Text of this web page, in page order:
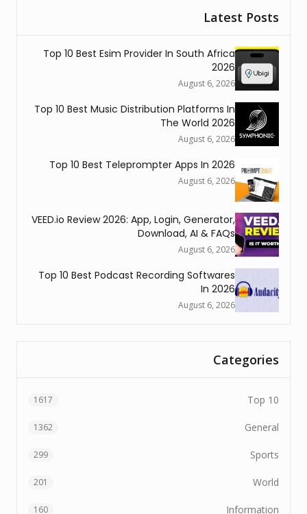
Latest Posts
Top 10 Best Esim Provider In South Africa
2026
August 6, 2026
Top 10 Best Music Distribution Platforms In
The World 2026
August 6, 2026
Top 10 Best Teleprompter Apps In 2026
August 6, 2026
VEED.io Review 2026: App, Login, Generator,
Download, AI & FAQs
August 6, 2026
Top 10 Best Podcast Recording Softwares
In 2026
August 6, 2026
Categories
Top 10
1617
General
1362
Sports
299
World
201
Information
160